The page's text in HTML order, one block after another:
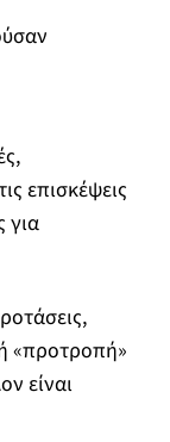
επισκέψεις
για
«προτροπή»
είναι